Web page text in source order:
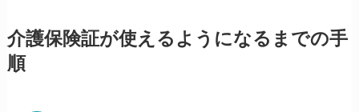
介護保険証が使えるようになるまでの手
順